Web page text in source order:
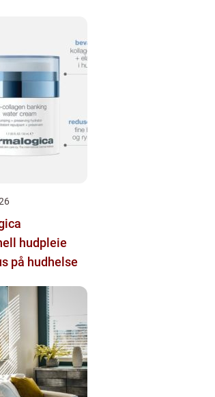
hudpleie
på hudhelse